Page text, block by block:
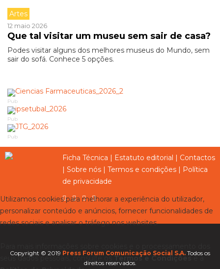
Artes
12 maio 2026
Que tal visitar um museu sem sair de casa?
Podes visitar alguns dos melhores museus do Mundo, sem
sair do sofá. Conhece 5 opções.
Pub
Pub
Pub
Ficha Técnica | Estatuto editorial | Contactos
| Sobre nós | Termos e condições | Política
de privacidade
Copyright © 2019 Press Forum Comunicação Social S.A. Todos os
direitos reservados.
Utilizamos cookies para melhorar a experiência do utilizador,
personalizar conteúdo e anúncios, fornecer funcionalidades de
redes sociais e analisar o tráfego nos websites.
seus dados pessoais, consulte osTermos e Condiçõese a